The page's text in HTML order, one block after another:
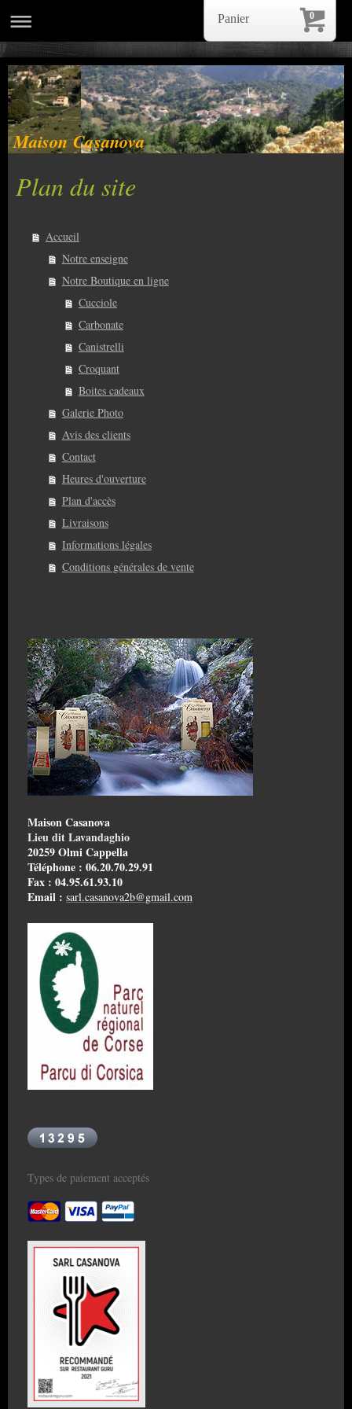
Maison Casanova
Plan du site
Accueil
Notre enseigne
Notre Boutique en ligne
Cucciole
Carbonate
Canistrelli
Croquant
Boites cadeaux
Galerie Photo
Avis des clients
Contact
Heures d'ouverture
Plan d'accès
Livraisons
Informations légales
Conditions générales de vente
Maison Casanova
Lieu dit Lavandaghio
20259 Olmi Cappella
Téléphone : 06.20.70.29.91
Fax : 04.95.61.93.10
Email : sarl.casanova2b@gmail.com
Types de paiement acceptés
0
Panier